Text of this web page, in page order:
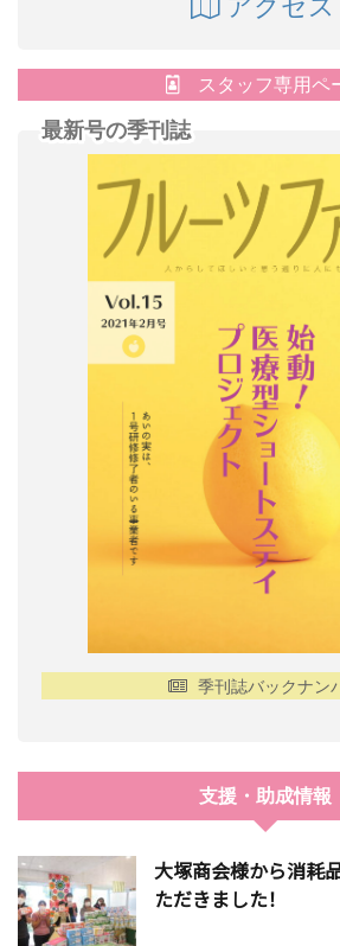
アクセス
スタッフ専用ペ
最新号の季刊誌
季刊誌バックナン
支援・助成情報
大塚商会様から消耗
ただきました！